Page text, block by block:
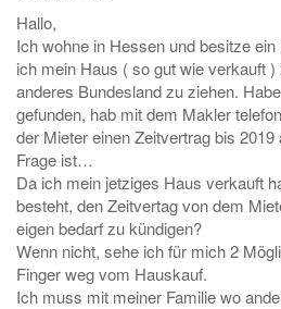
Hallo,
Ich wohne in Hessen und besitze
ich mein Haus ( so gut wie verkauft
anderes Bundesland zu ziehen.
gefunden, hab mit dem Makler
der Mieter einen Zeitvertrag bis
Frage ist…
Da ich mein jetziges Haus verkauft
besteht, den Zeitvertag von dem
eigen bedarf zu kündigen?
Wenn nicht, sehe ich für mich 2
Finger weg vom Hauskauf.
Ich muss mit meiner Familie wo